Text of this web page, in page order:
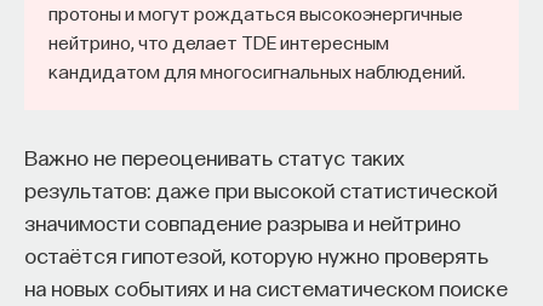
протоны и могут рождаться высокоэнергичные
нейтрино, что делает TDE интересным
кандидатом для многосигнальных наблюдений.
Важно не переоценивать статус таких
результатов: даже при высокой статистической
значимости совпадение разрыва и нейтрино
остаётся гипотезой, которую нужно проверять
на новых событиях и на систематическом поиске